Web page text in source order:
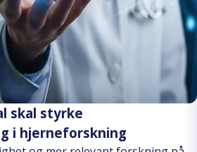
skal styrke
i hjerneforskning